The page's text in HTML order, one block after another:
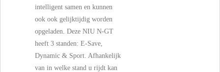
intelligent samen en kunnen
ook ook gelijktijdig worden
opgeladen. Deze NIU N-GT
heeft 3 standen: E-Save,
Dynamic & Sport. Afhankelijk
van in welke stand u rijdt kan